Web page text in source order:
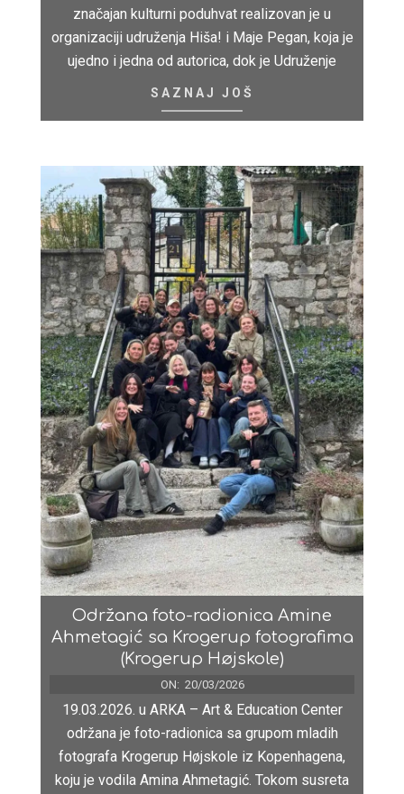
značajan kulturni poduhvat realizovan je u
organizaciji udruženja Hiša! i Maje Pegan, koja je
ujedno i jedna od autorica, dok je Udruženje
SAZNAJ JOŠ
Održana foto-radionica Amine
Ahmetagić sa Krogerup fotografima
(Krogerup Højskole)
ON: 20/03/2026
19.03.2026. u ARKA – Art & Education Center
održana je foto-radionica sa grupom mladih
fotografa Krogerup Højskole iz Kopenhagena,
koju je vodila Amina Ahmetagić. Tokom susreta